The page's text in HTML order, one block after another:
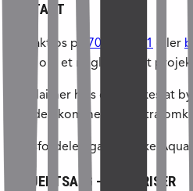
KONTAKT
Kontakt os på 70 21 45 21 eller
mere om et nøglefærdigt
*Disclaimer hvis der ønskes at
grunden kommer en ekstra
**Prisfordelen gælder ikke Aqua
PROJEKTSALG – FRA PRISER